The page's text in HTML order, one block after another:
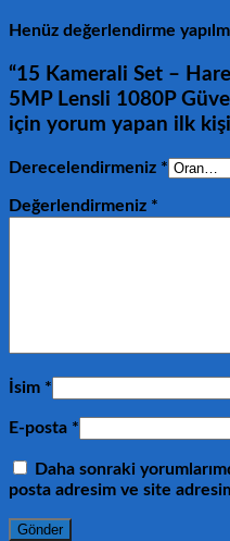
Henüz değerlendirme
“15 Kamerali Set –
5MP Lensli 1080P
için yorum yapan ilk
Derecelendirmeniz *
Değerlendirmeniz *
İsim *
E-posta *
Daha sonraki
posta adresim ve site